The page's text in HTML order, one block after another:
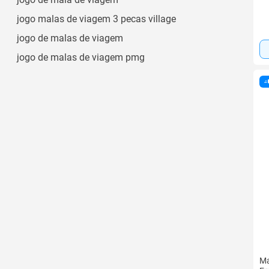
jogo malas de viagem 3 pecas village
jogo de malas de viagem
jogo de malas de viagem pmg